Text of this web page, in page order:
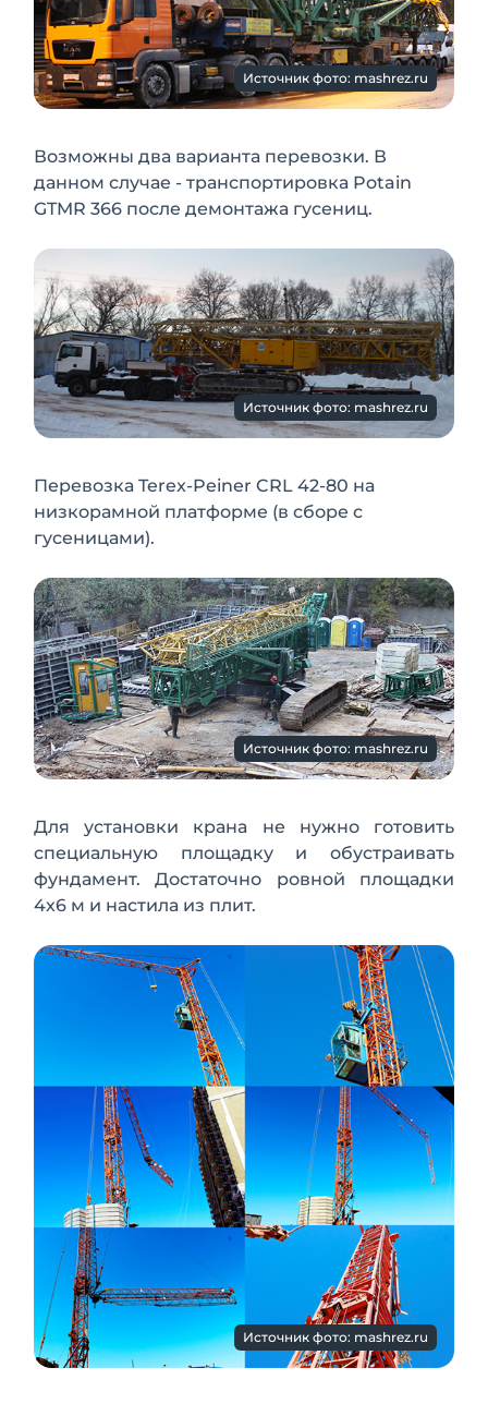
Источник фото: mashrez.ru
Возможны два варианта перевозки. В
данном случае - транспортировка Potain
GTMR 366 после демонтажа гусениц.
Источник фото: mashrez.ru
Перевозка Terex-Peiner CRL 42-80 на
низкорамной платформе (в сборе с
гусеницами).
Источник фото: mashrez.ru
Для установки крана не нужно готовить
специальную площадку и обустраивать
фундамент. Достаточно ровной площадки
4x6 м и настила из плит.
Источник фото: mashrez.ru